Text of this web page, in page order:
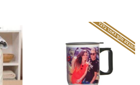
המבצע תקף באתר בלבד